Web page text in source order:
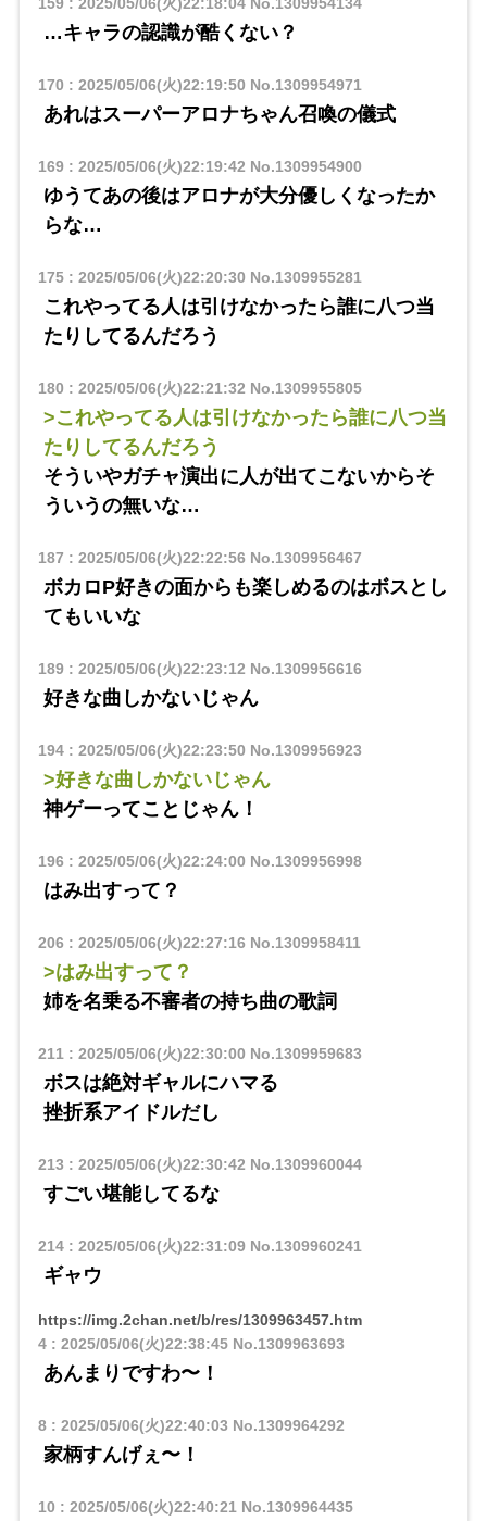
…キャラの認識が酷くない？
170 : 2025/05/06(火)22:19:50 No.1309954971
あれはスーパーアロナちゃん召喚の儀式
169: 2025/05/06(火)22:19:42 No.1309954900
ゆうてあの後はアロナが大分優しくなったか
らな…
175: 2025/05/06(火)22:20:30 No.1309955281
これやってる人は引けなかったら誰に八つ当
たりしてるんだろう
180 : 2025/05/06(火)22:21:32 No.1309955805
>これやってる人は引けなかったら誰に八つ当
たりしてるんだろう
そういやガチャ演出に人が出てこないからそ
ういうの無いな…
187 : 2025/05/06(火)22:22:56 No.1309956467
ボカロP好きの面からも楽しめるのはボスとし
てもいいな
189: 2025/05/06(火)22:23:12 No.1309956616
好きな曲しかないじゃん
194: 2025/05/06(火)22:23:50 No.1309956923
>好きな曲しかないじゃん
神ゲーってことじゃん！
196 : 2025/05/06(火)22:24:00 No.1309956998
はみ出すって？
206 : 2025/05/06(火)22:27:16 No.1309958411
>はみ出すって？
姉を名乗る不審者の持ち曲の歌詞
211 : 2025/05/06(火)22:30:00 No.1309959683
ボスは絶対ギャルにハマる
挫折系アイドルだし
213 : 2025/05/06(火)22:30:42 No.1309960044
すごい堪能してるな
214: 2025/05/06(火)22:31:09No.1309960241
ギャウ
https://img.2chan.net/b/res/1309963457.htm
4: 2025/05/06(火)22:38:45No.1309963693
あんまりですわ〜！
8: 2025/05/06(火)22:40:03 No.1309964292
家柄すんげぇ〜！
10 : 2025/05/06(火)22:40:21No.1309964435